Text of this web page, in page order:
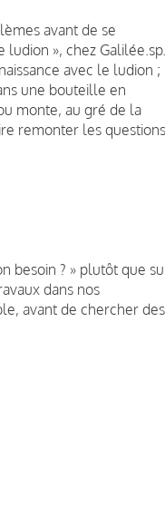
avant de se
», chez Galilée.sp.
avec le ludion ;
une bouteille en
monte, au gré de la
remonter les questions
besoin ? » plutôt que
dans nos
avant de chercher des